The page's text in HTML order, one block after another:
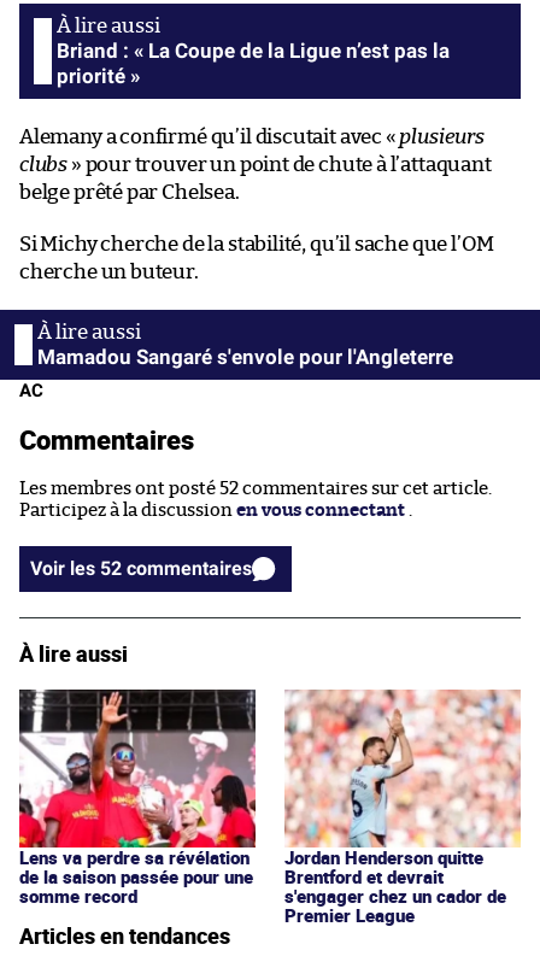
Briand : « La Coupe de la Ligue n’est pas la
priorité »
Alemany a confirmé qu’il discutait avec « plusieurs
clubs » pour trouver un point de chute à l’attaquant
belge prêté par Chelsea.
Si Michy cherche de la stabilité, qu’il sache que l’OM
cherche un buteur.
Mamadou Sangaré s'envole pour l'Angleterre
AC
Commentaires
Les membres ont posté 52 commentaires sur cet article.
Participez à la discussion en vous connectant .
Voir les 52 commentaires
À lire aussi
Lens va perdre sa révélation
de la saison passée pour une
somme record
Jordan Henderson quitte
Brentford et devrait
s'engager chez un cador de
Premier League
Articles en tendances